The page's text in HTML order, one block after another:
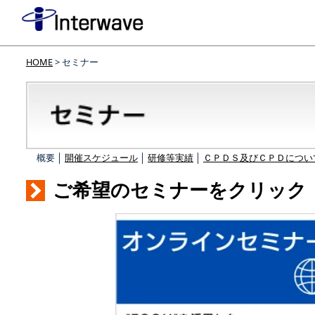
HOME> セミナー
概要 │ 開催スケジュール 研修等実績 ＣＰＤＳ及びＣＰＤにつ
ご希望のセミナーをクリック